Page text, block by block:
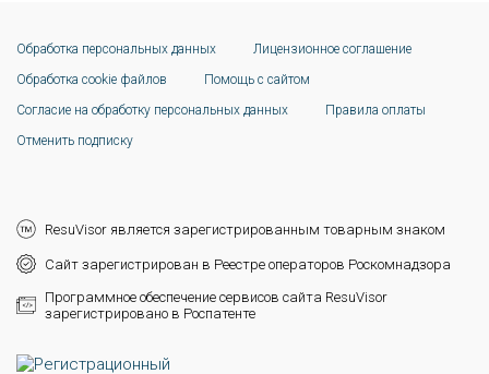
Обработка персональных данных
Лицензионное соглашение
Обработка cookie файлов
Помощь с сайтом
Согласие на обработку персональных данных
Правила оплаты
Отменить подписку
ResuVisor является зарегистрированным товарным знаком
Сайт зарегистрирован в Реестре операторов Роскомнадзора
Программное обеспечение сервисов сайта ResuVisor
зарегистрировано в Роспатенте